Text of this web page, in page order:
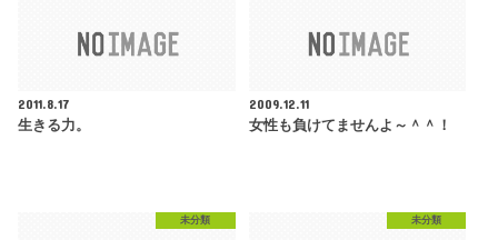
2011.8.17
生きる力。
2009.12.11
女性も負けてませんよ～＾＾！
未分類 未分類